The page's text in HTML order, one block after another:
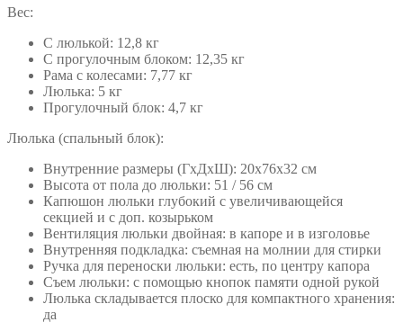
Вес:
С люлькой: 12,8 кг
С прогулочным блоком: 12,35 кг
Рама с колесами: 7,77 кг
Люлька: 5 кг
Прогулочный блок: 4,7 кг
Люлька (спальный блок):
Внутренние размеры (ГхДхШ): 20х76х32 см
Высота от пола до люльки: 51 / 56 см
Капюшон люльки глубокий с увеличивающейся
секцией и с доп. козырьком
Вентиляция люльки двойная: в капоре и в изголовье
Внутренняя подкладка: съемная на молнии для стирки
Ручка для переноски люльки: есть, по центру капора
Съем люльки: с помощью кнопок памяти одной рукой
Люлька складывается плоско для компактного хранения:
да